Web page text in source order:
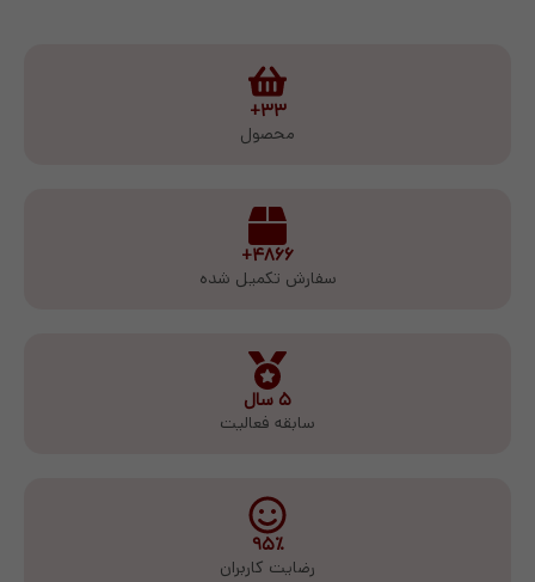
۳۳+
محصول
۴۸۶۶+
سفارش تکمیل شده
۵ سال
سابقه فعالیت
۹۵٪
رضایت کاربران